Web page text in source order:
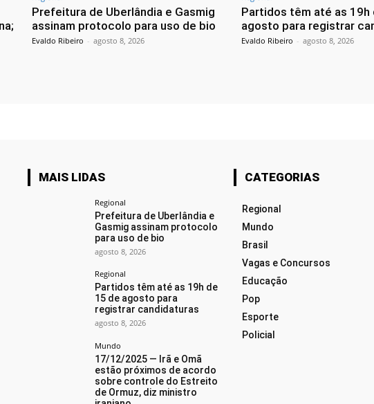
Prefeitura de Uberlândia e Gasmig
assinam protocolo para uso de bio
Evaldo Ribeiro - agosto 8, 2026
Partidos têm até as 19h
agosto para registrar
Evaldo Ribeiro - agosto 8, 2026
MAIS LIDAS
Regional
Prefeitura de Uberlândia e
Gasmig assinam protocolo
para uso de bio
agosto 8, 2026
Regional
Partidos têm até as 19h de
15 de agosto para
registrar candidaturas
agosto 8, 2026
Mundo
17/12/2025 — Irã e Omã
estão próximos de acordo
sobre controle do Estreito
de Ormuz, diz ministro
CATEGORIAS
Regional
Mundo
Brasil
Vagas e Concursos
Educação
Pop
Esporte
Policial